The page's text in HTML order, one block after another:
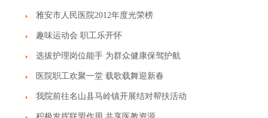
雅安市人民医院2012年度光荣榜
趣味运动会 职工乐开怀
选拔护理岗位能手 为群众健康保驾护航
医院职工欢聚一堂 载歌载舞迎新春
我院前往名山县马岭镇开展结对帮扶活动